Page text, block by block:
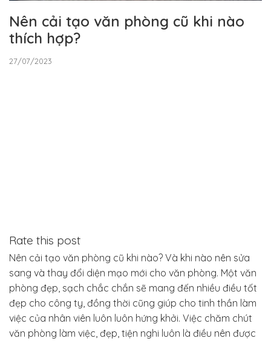
Nên cải tạo văn phòng cũ khi nào
thích hợp?
27/07/2023
Rate this post
Nên cải tạo văn phòng cũ khi nào? Và khi nào nên sửa
sang và thay đổi diện mạo mới cho văn phòng. Một văn
phòng đẹp, sạch chắc chắn sẽ mang đến nhiều điều tốt
đẹp cho công ty, đồng thời cũng giúp cho tinh thần làm
việc của nhân viên luôn luôn hứng khởi. Việc chăm chút
văn phòng làm việc, đẹp, tiện nghi luôn là điều nên được